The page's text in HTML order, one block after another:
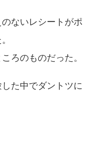
ないレシートがポ
ろのものだった。
た中でダントツに